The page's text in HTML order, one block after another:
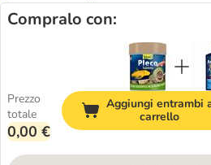
Compralo con:
Prezzo
totale
0,00 €
Aggiungi entrambi
carrello